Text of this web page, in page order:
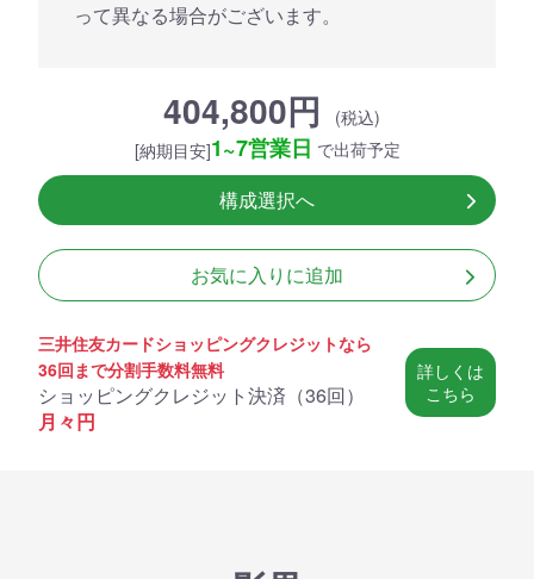
って異なる場合がございます。
404,800円
(税込)
[納期目安]1~7営業日 で出荷予定
構成選択へ
お気に入りに追加
三井住友カードショッピングクレジットなら
36回まで分割手数料無料
ショッピングクレジット決済（36回）
月々円
詳しくは
こちら